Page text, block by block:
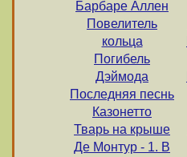
Барбаре Аллен
Повелитель
кольца
Погибель
Дэймода
Последняя песнь
Казонетто
Тварь на крыше
Де Монтур - 1. В